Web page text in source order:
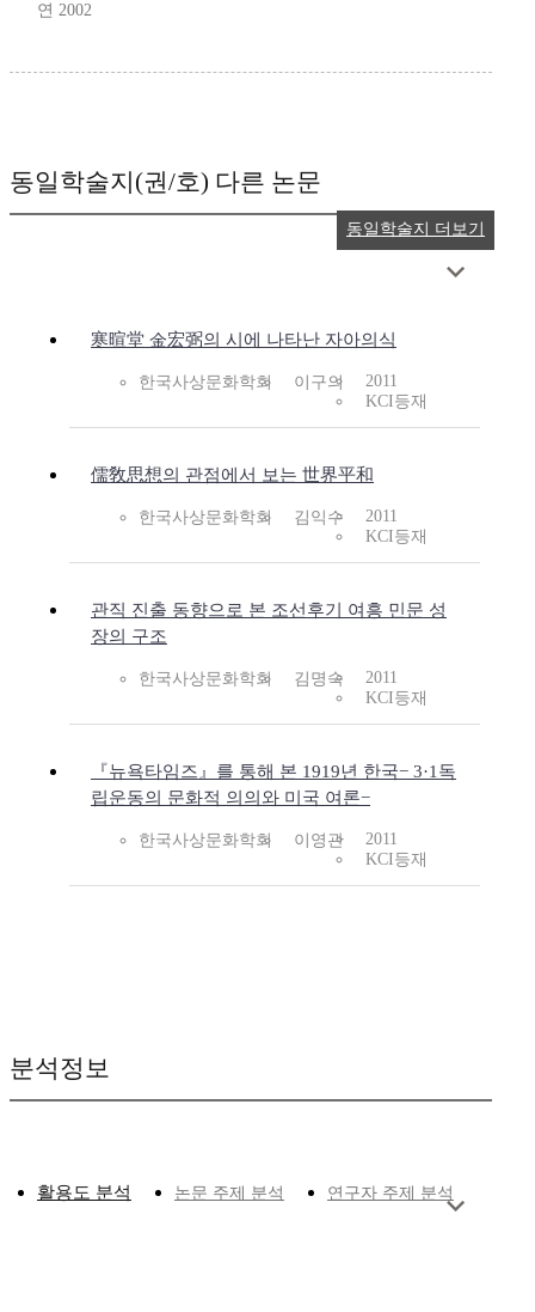
연 2002
동일학술지(권/호) 다른 논문
寒暄堂 金宏弼의 시에 나타난 자아의식
한국사상문화학회 이구의
2011
KCI등재
儒敎思想의 관점에서 보는 世界平和
한국사상문화학회 김익수
2011
KCI등재
관직 진출 동향으로 본 조선후기 여흥 민문 성
장의 구조
한국사상문화학회 김명숙
2011
KCI등재
『뉴욕타임즈』를 통해 본 1919년 한국− 3·1독
립운동의 문화적 의의와 미국 여론−
한국사상문화학회 이영관
2011
KCI등재
동일학술지 더보기
분석정보
활용도 분석 논문 주제 분석 연구자 주제 분석